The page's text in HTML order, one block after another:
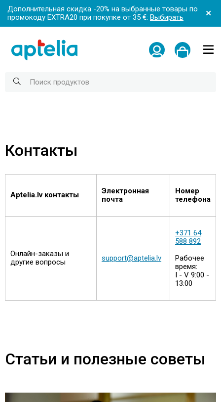
Дополнительная скидка -20% на выбранные товары по
промокоду EXTRA20 при покупке от 35 €: Выбирать
Контакты
Aptelia.lv контакты
Электронная
почта
Номер
телефона
Онлайн-заказы и
другие вопросы
support@aptelia.lv
+371 64
588 892
Рабочее
время:
I - V 9:00 -
13:00
Статьи и полезные советы